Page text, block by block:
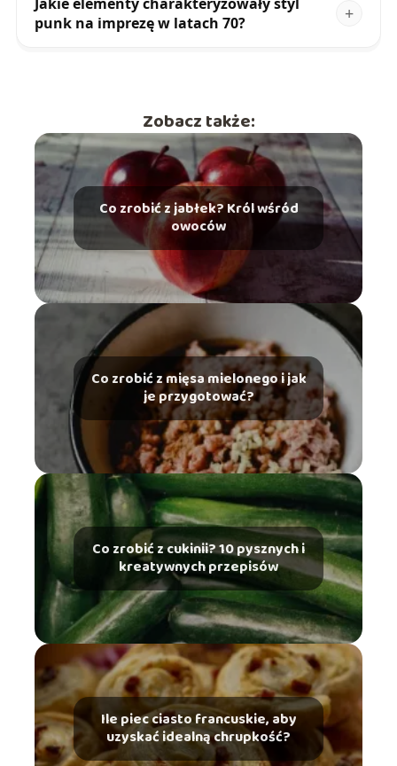
punk na imprezę w latach 70?
Zobacz także:
Co zrobić z jabłek? Król wśród
owoców
Co zrobić z mięsa mielonego i jak
je przygotować?
Co zrobić z cukinii? 10 pysznych i
kreatywnych przepisów
Ile piec ciasto francuskie, aby
uzyskać idealną chrupkość?